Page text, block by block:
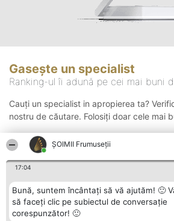
ȘOIMII Frumuseții
17:04
Bună, suntem încântați să vă ajutăm! 🙂
să faceți clic pe subiectul de conversație
corespunzător! 🙂
Gasește un specialist
Ranking-ul îi adună pe cei mai buni
Cauți un specialist in apropierea ta?
nostru de căutare. Folosiți doar cele mai